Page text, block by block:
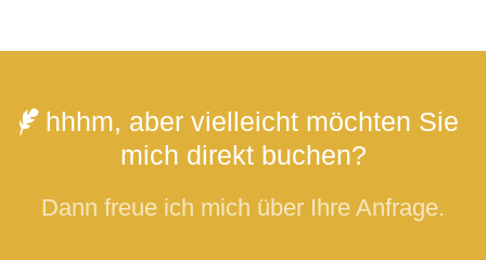
hhhm, aber vielleicht möchten Sie
mich direkt buchen?
Dann freue ich mich über Ihre Anfrage.